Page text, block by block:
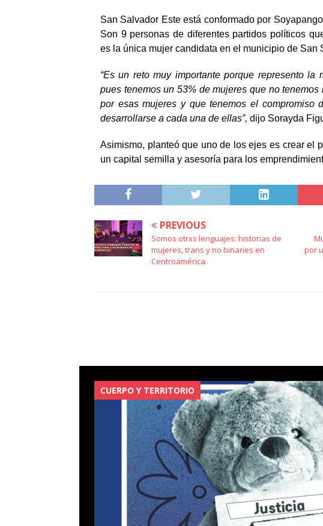
San Salvador Este está conformado por
Son 9 personas de diferentes partidos políticos
es la única mujer candidata en el municipio de San
“Es un reto muy importante porque represento
pues tenemos un 53% de mujeres que no
por esas mujeres y que tenemos el compromiso
desarrollarse a cada una de ellas”, dijo Sorayda
Asimismo, planteó que uno de los ejes es crear el
un capital semilla y asesoría para los
PREVIOUS
Somos otrxs lenguajes: historias de
mujeres, trans y no binaries en
Centroamérica
por
CUERPO Y TERRITORIO